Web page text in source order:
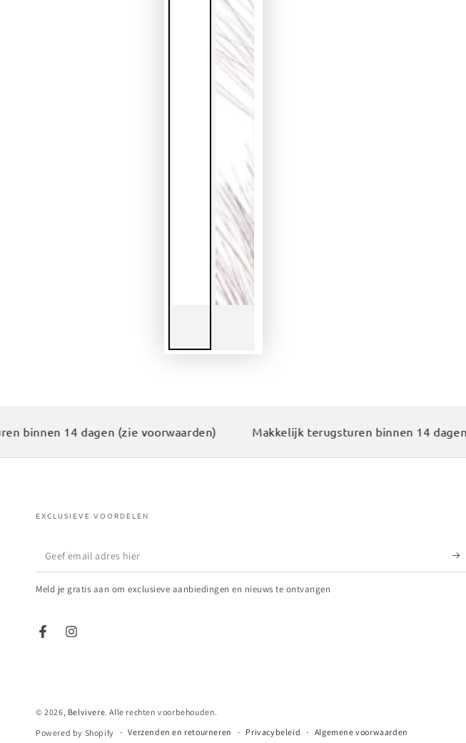
14 dagen (zie voorwaarden) Makkelijk terugsturen binnen 14 dagen
EXCLUSIEVE VOORDELEN
Geef
email
adres
Meld je gratis aan om exclusieve aanbiedingen en nieuws te ontvangen
FacebookInstagram
© 2026, Belvivere. Alle rechten voorbehouden.
Powered by Shopify
Verzenden en retourneren Privacybeleid Algemene voorwaarden